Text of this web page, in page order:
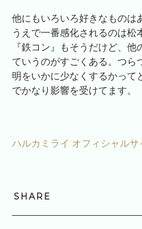
他にもいろいろ好きなものは
うえで一番感化されるのは松
『鉄コン』もそうだけど、
ていうのがすごくある。つら
明をいかに少なくするかって
でかなり影響を受けてます。
ハルカミライ オフィシャルサ
SHARE